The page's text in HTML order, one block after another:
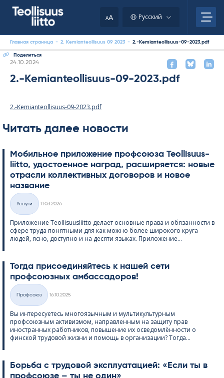
AA Русский
Главная страница - 2. Kemianteollisuus 09 2023 - 2.-Kemianteollisuus-09-2023.pdf
Поделиться
Kirjoitettu
24.10.2024
2.-Kemianteollisuus-09-2023.pdf
2.-Kemianteollisuus-09-2023.pdf
Читать далее новости
Мобильное приложение профсоюза Teol­li­suus­
liitto, удостоенное наград, расширяется: новые
отрасли коллективных договоров и новое
название
Категории
Услуги
11.03.2026
Приложение Teol­li­suus­liitto делает основные права и обязанности в
сфере труда понятными для как можно более широкого круга
людей, ясно, доступно и на десяти языках. Приложение...
Тогда присоединяйтесь к нашей сети
профсоюзных амбассадоров!
Категории
Профсоюз
16.10.2025
Вы интересуетесь многоязычным и мультикультурным
профсоюзным активизмом, направленным на защиту прав
иностранных работников, повышение их осведомлённости о
финской трудовой жизни и помощь в организации? Тогда...
Борьба с трудовой эксплуатацией: «Если ты в
профсоюзе – ты не один»